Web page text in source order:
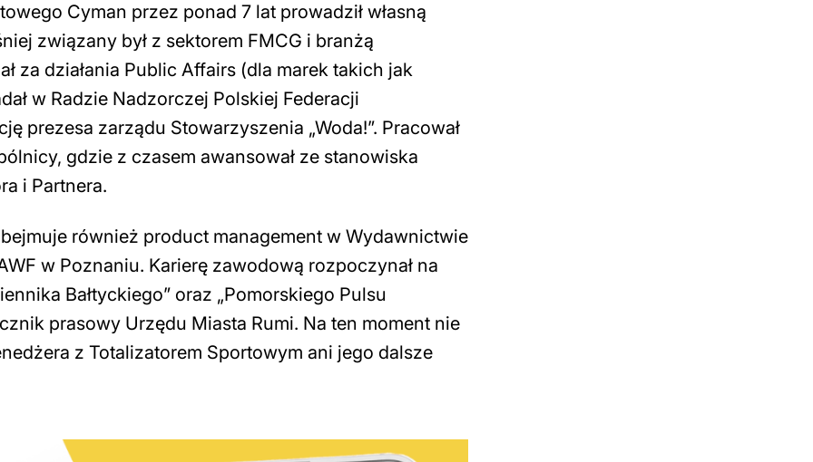
Cyman przez ponad 7 lat prowadził własną
związany był z sektorem FMCG i branżą
za działania Public Affairs (dla marek takich jak
w Radzie Nadzorczej Polskiej Federacji
prezesa zarządu Stowarzyszenia „Woda!”. Pracował
gdzie z czasem awansował ze stanowiska
i Partnera.
również product management w Wydawnictwie
w Poznaniu. Karierę zawodową rozpoczynał na
Bałtyckiego” oraz „Pomorskiego Pulsu
prasowy Urzędu Miasta Rumi. Na ten moment nie
z Totalizatorem Sportowym ani jego dalsze